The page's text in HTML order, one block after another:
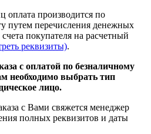
оплата производится по
путем перечисления денежных
счета покупателя на расчетный
реквизиты).
с оплатой по безналичному
необходимо выбрать тип
лицо.
с Вами свяжется менеджер
полных реквизитов и даты